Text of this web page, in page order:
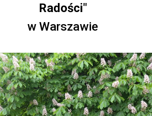
Radości"
w Warszawie